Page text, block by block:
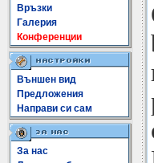
Връзки
Галерия
Конференции
Външен вид
Предложения
Направи си сам
За нас